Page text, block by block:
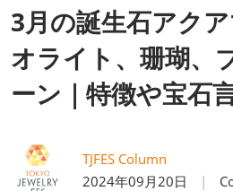
て
進
む
3月の誕生石アク
オライト、珊瑚、
ーン｜特徴や宝石
TJFES Column
2024年09月20日